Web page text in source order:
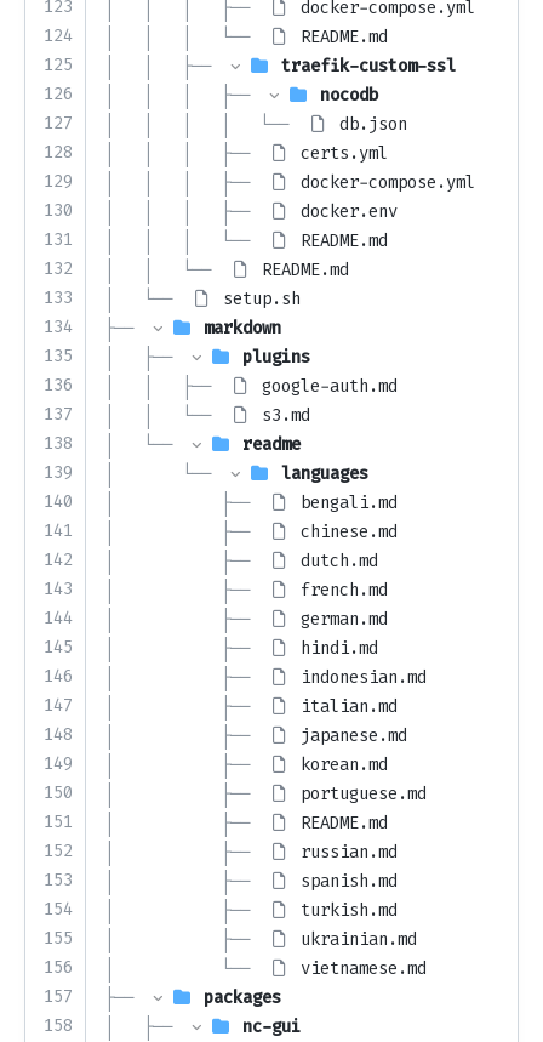
123
124
125
126
127
128
129
130
131
132
133
134
135
136
137
138
139
140
141
142
143
144
145
146
147
148
149
150
151
152
153
154
155
156
157
158
│   │   │   ├──
docker-compose.yml
│   │   │   └──
README.md
│   │   ├──
traefik-custom-ssl
│   │   │   ├──
nocodb
│   │   │   │   └──
db.json
│   │   │   ├──
certs.yml
│   │   │   ├──
docker-compose.yml
│   │   │   ├──
docker.env
│   │   │   └──
README.md
│   │   └──
README.md
│   └──
setup.sh
├──
markdown
│   ├──
plugins
│   │   ├──
google-auth.md
│   │   └──
s3.md
│   └──
readme
│       └──
languages
│           ├──
bengali.md
│           ├──
chinese.md
│           ├──
dutch.md
│           ├──
french.md
│           ├──
german.md
│           ├──
hindi.md
│           ├──
indonesian.md
│           ├──
italian.md
│           ├──
japanese.md
│           ├──
korean.md
│           ├──
portuguese.md
│           ├──
README.md
│           ├──
russian.md
│           ├──
spanish.md
│           ├──
turkish.md
│           ├──
ukrainian.md
│           └──
vietnamese.md
├──
packages
│   ├──
nc-gui